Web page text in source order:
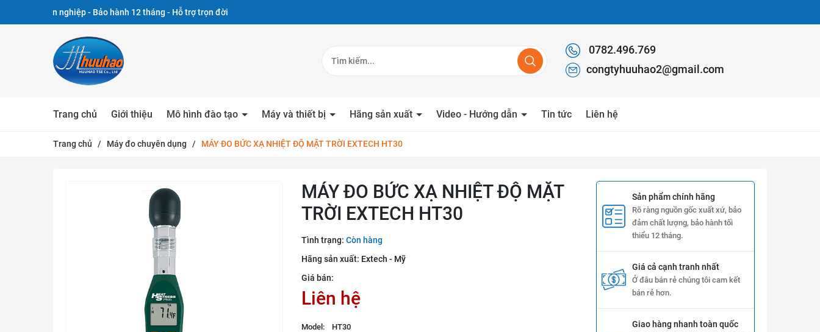
nghiệp - Bảo hành 12 tháng - Hỗ trợ trọn đời
0782.496.769
congtyhuuhao2@gmail.com
Trang chủ Giới thiệu Mô hình đào tạo Máy và thiết bị Hãng sản xuất Video - Hướng dẫn Tin tức Liên hệ
Trang chủ / Máy đo chuyên dụng / MÁY ĐO BỨC XẠ NHIỆT ĐỘ MẶT TRỜI EXTECH HT30
MÁY ĐO BỨC XẠ NHIỆT ĐỘ MẶT
TRỜI EXTECH HT30
Tình trạng: Còn hàng
Hãng sản xuất: Extech - Mỹ
Giá bán:
Liên hệ
Model: HT30
Sản phẩm chính hãng
Rõ ràng nguồn gốc xuất xứ, bảo
đảm chất lượng, bảo hành tối
thiểu 12 tháng.
Giá cả cạnh tranh nhất
Ở đâu bán rẻ chúng tôi cam kết
bán rẻ hơn.
Giao hàng nhanh toàn quốc